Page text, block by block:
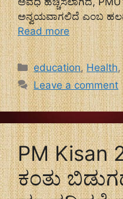
ಅನ್ವಯವಾಗಲಿದೆ ಎಂಬ
Read more
Categories
education,Health
Leave a comment
PM Kisan
ಕಂತು